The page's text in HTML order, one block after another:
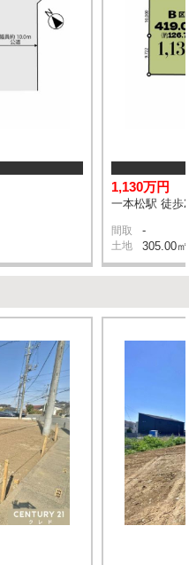
1,130万円
一本松駅 徒歩
間取 -
土地 305.00㎡